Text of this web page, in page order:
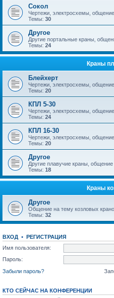
Сокол
Чертежи, электросхемы,
Темы: 30
Другое
Другие портальные краны,
Темы: 24
Краны
Блейхерт
Чертежи, электросхемы,
Темы: 20
КПЛ 5-30
Чертежи, электросхемы,
Темы: 24
КПЛ 16-30
Чертежи, электросхемы,
Темы: 20
Другое
Другие плавучие краны,
Темы: 18
Краны
Другое
Общение на тему козловых
Темы: 32
ВХОД • РЕГИСТРАЦИЯ
Имя пользователя:
Пароль:
Забыли пароль?
КТО СЕЙЧАС НА КОНФЕРЕНЦИИ